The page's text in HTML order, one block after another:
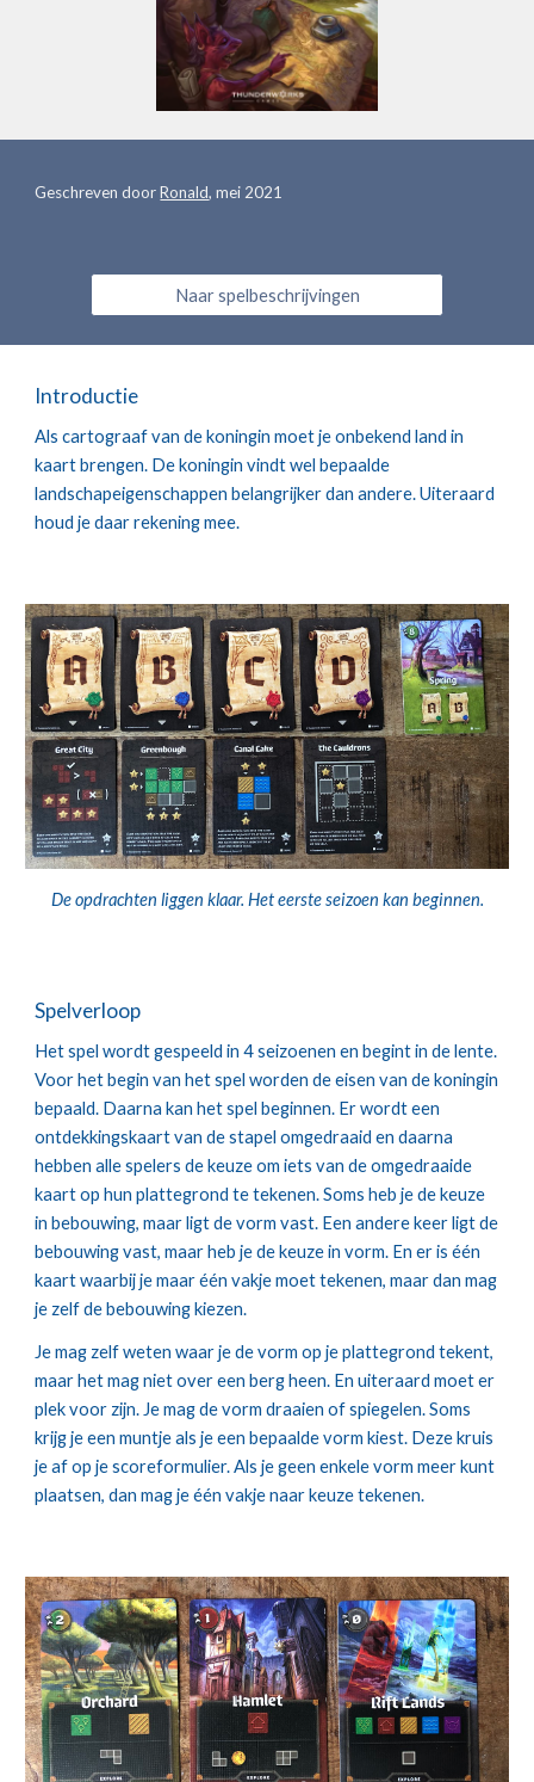
Geschreven door Ronald, mei 2021
Naar spelbeschrijvingen
Introductie
Als cartograaf van de koningin moet je onbekend land in
kaart brengen. De koningin vindt wel bepaalde
landschapeigenschappen belangrijker dan andere. Uiteraard
houd je daar rekening mee.
De opdrachten liggen klaar. Het eerste seizoen kan beginnen.
Spelverloop
Het spel wordt gespeeld in 4 seizoenen en begint in de lente.
Voor het begin van het spel worden de eisen van de koningin
bepaald. Daarna kan het spel beginnen. Er wordt een
ontdekkingskaart van de stapel omgedraaid en daarna
hebben alle spelers de keuze om iets van de omgedraaide
kaart op hun plattegrond te tekenen. Soms heb je de keuze
in bebouwing, maar ligt de vorm vast. Een andere keer ligt de
bebouwing vast, maar heb je de keuze in vorm. En er is één
kaart waarbij je maar één vakje moet tekenen, maar dan mag
je zelf de bebouwing kiezen.
Je mag zelf weten waar je de vorm op je plattegrond tekent,
maar het mag niet over een berg heen. En uiteraard moet er
plek voor zijn. Je mag de vorm draaien of spiegelen. Soms
krijg je een muntje als je een bepaalde vorm kiest. Deze kruis
je af op je scoreformulier. Als je geen enkele vorm meer kunt
plaatsen, dan mag je één vakje naar keuze tekenen.